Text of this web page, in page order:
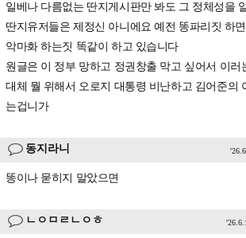
일베나 다름없는 딴지게시판만 봐도 그 정체성을
딴지유저들은 제정신 아니에요 예전 똥파리짓 하
악마화 하는짓 똑같이 하고 있습니다
원글은 이 정부 망하고 정권창출 막고 싶어서 이러
대체 뭘 위해서 오로지 대통령 비난하고 김어준의
는겁니가
동지라니
똥이나 묻히지 말았으면
ㄴㅇㅁㄹㄴㅇㅎ